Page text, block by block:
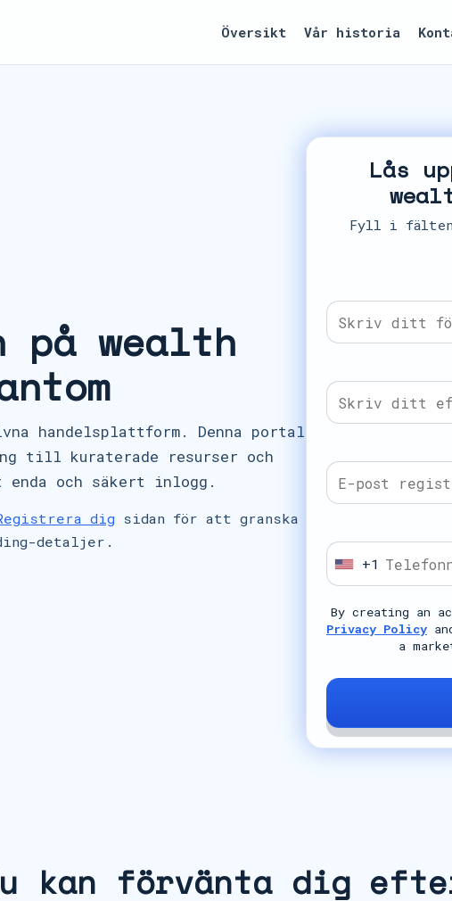
Översikt Vår historia
på wealth
handelsplattform. Denna portal
till kuraterade resurser och
och säkert inlogg.
dig sidan för att granska
detaljer.
Lås
Fyll i fälten
U
i
t
t
1
+1
By creating an
Privacy Policy
a
kan förvänta dig